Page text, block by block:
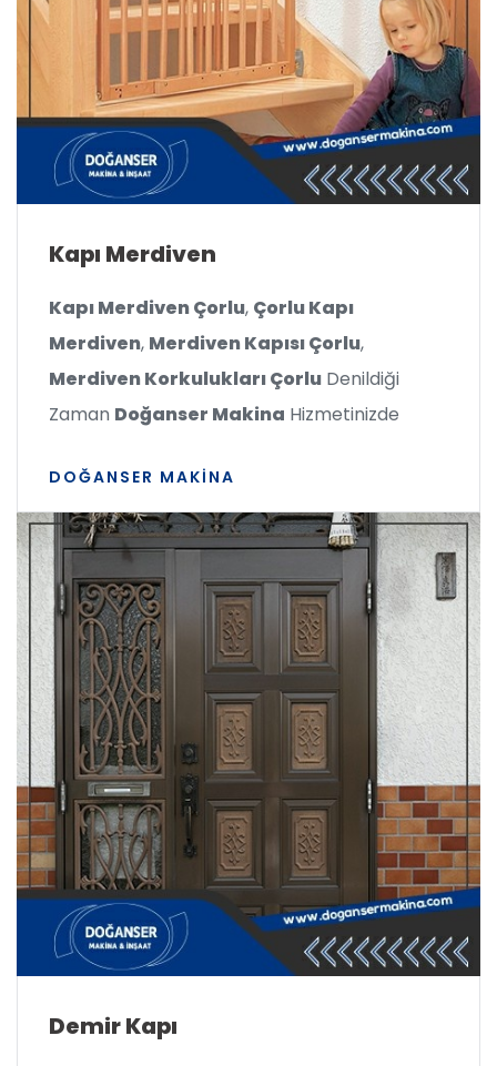
Kapı Merdiven
Kapı Merdiven Çorlu, Çorlu Kapı
Merdiven, Merdiven Kapısı Çorlu,
Merdiven Korkulukları Çorlu Denildiği
Zaman Doğanser Makina Hizmetinizde
DOĞANSER MAKINA
Demir Kapı